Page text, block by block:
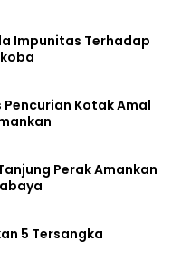
Impunitas Terhadap
Pencurian Kotak Amal
Perak Amankan
5 Tersangka